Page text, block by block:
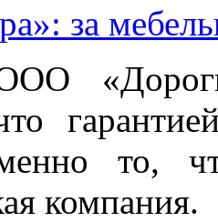
за
то,
компания.